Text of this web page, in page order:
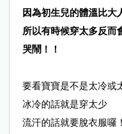
因為初生兒的體溫比大
所以有時候穿太多反而
哭鬧！！
要看寶寶是不是太冷或
冰冷的話就是穿太少
流汗的話就要脫衣服囉！